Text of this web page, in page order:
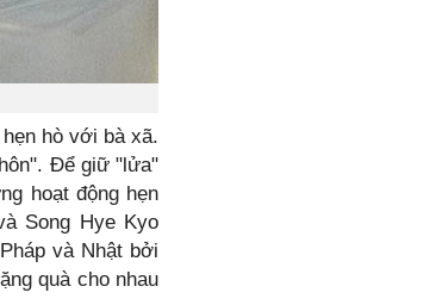
hò với bà xã.
Để giữ "lửa"
hoạt động hẹn
Song Hye Kyo
và Nhật bởi
quà cho nhau